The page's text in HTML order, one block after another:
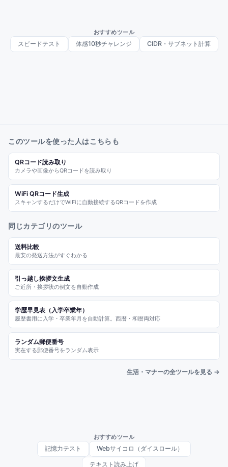
おすすめツール
スピードテスト 体感10秒チャレンジ CIDR・サブネット計算
このツールを使った人はこちらも
QRコード読み取り
カメラや画像からQRコードを読み取り
WiFi QRコード生成
スキャンするだけでWiFiに自動接続するQRコードを作成
同じカテゴリのツール
送料比較
最安の発送方法がすぐわかる
引っ越し挨拶文生成
ご近所・挨拶状の例文を自動作成
学歴早見表（入学卒業年）
履歴書用に入学・卒業年月を自動計算。西暦・和暦両対応
ランダム郵便番号
実在する郵便番号をランダム表示
生活・マナーの全ツールを見る →
おすすめツール
記憶力テスト Webサイコロ（ダイスロール）
テキスト読み上げ